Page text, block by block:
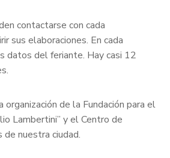
contactarse con cada
sus elaboraciones. En cada
datos del feriante. Hay casi 12
organización de la Fundación para el
Lambertini” y el Centro de
nuestra ciudad.